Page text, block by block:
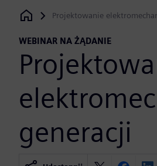
Siemens Digital Industries Software
Projektowanie
WEBINAR NA ŻĄDANIE
generacji